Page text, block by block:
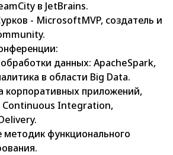
в JetBrains.
- MicrosoftMVP, создатель и
данных: ApacheSpark,
в области Big Data.
корпоративных приложений,
Continuous Integration,
функционального